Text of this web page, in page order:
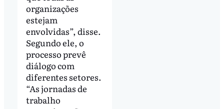
organizações
estejam
envolvidas”, disse.
Segundo ele, o
processo prevê
diálogo com
diferentes setores.
“As jornadas de
trabalho